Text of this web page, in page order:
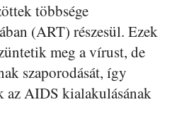
többsége
(ART) részesül. Ezek
meg a vírust, de
szaporodását, így
az AIDS kialakulásának